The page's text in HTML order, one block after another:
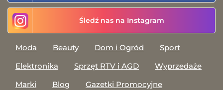
Śledź nas na Instagram
Moda Beauty Dom i Ogród
Sport
Elektronika
Sprzęt RTV i AGD
Wyprzedaże
Marki
Blog
Gazetki Promocyjne